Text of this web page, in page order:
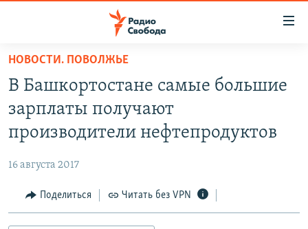
упрощенного
доступа
основному
Вернутся
АВТОРСКИЕ ПРОЕКТЫ
МНЕНИЯ
КУЛЬТУРА
НОВОСТИ. ПОВОЛЖЬЕ
В Башкортостане самые большие
зарплаты получают
производители нефтепродуктов
16 августа 2017
Поделиться Читать без VPN